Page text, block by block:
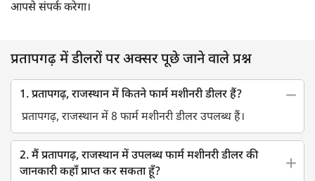
आपसे संपर्क करेगा।
प्रतापगढ़ में डीलरों पर अक्सर पूछे जाने वाले प्रश्न
1. प्रतापगढ़, राजस्थान में कितने फार्म मशीनरी डीलर हैं?
प्रतापगढ़, राजस्थान में 8 फार्म मशीनरी डीलर उपलब्ध हैं।
2. मैं प्रतापगढ़, राजस्थान में उपलब्ध फार्म मशीनरी डीलर की
जानकारी कहाँ प्राप्त कर सकता हूँ?